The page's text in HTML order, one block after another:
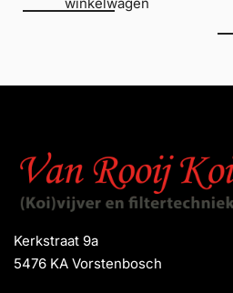
Kerkstraat 9a
5476 KA Vorstenbosch